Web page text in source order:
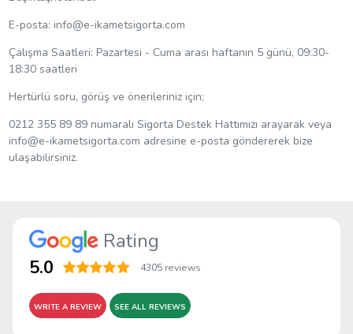
E-posta: info@e-ikametsigorta.com
Çalışma Saatleri: Pazartesi - Cuma arası haftanın 5 günü, 09:30-
18:30 saatleri
Hertürlü soru, görüş ve önerileriniz için;
0212 355 89 89 numaralı Sigorta Destek Hattımızı arayarak veya
info@e-ikametsigorta.com adresine e-posta göndererek bize
ulaşabilirsiniz.
Rating
5.0 4305 reviews
WRITE A REVIEW SEE ALL REVIEWS